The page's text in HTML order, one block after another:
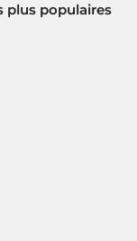
plus populaires